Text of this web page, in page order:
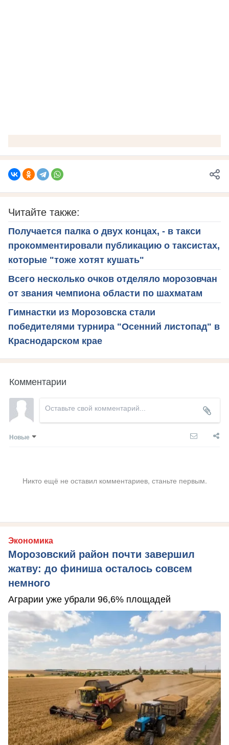
Читайте также:
Получается палка о двух концах, - в такси
прокомментировали публикацию о таксистах,
которые "тоже хотят кушать"
Всего несколько очков отделяло морозовчан
от звания чемпиона области по шахматам
Гимнастки из Морозовска стали
победителями турнира "Осенний листопад" в
Краснодарском крае
Комментарии
Новые
Никто ещё не оставил комментариев, станьте первым.
Экономика
Морозовский район почти завершил
жатву: до финиша осталось совсем
немного
Аграрии уже убрали 96,6% площадей